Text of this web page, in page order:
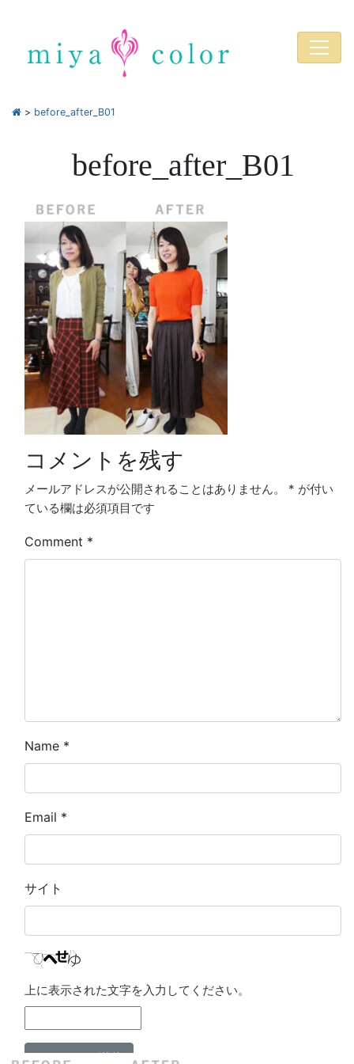
> before_after_B01
before_after_B01
コメントを残す
メールアドレスが公開されることはありません。 * が付い
ている欄は必須項目です
Comment *
Name *
Email *
サイト
上に表示された文字を入力してください。